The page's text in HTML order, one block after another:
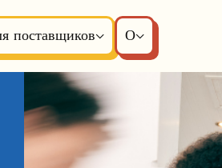
поставщиков О